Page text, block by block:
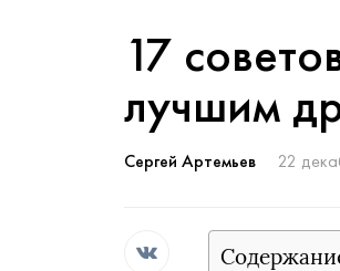
17
лучшим
Сергей Артемьев 22